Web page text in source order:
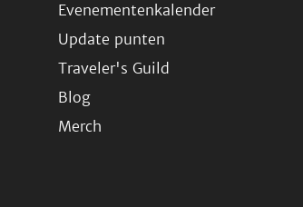
Evenementenkalender
Update punten
Traveler's Guild
Blog
Merch